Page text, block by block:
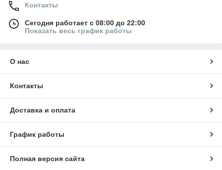
Контакты
Сегодня работает с 08:00 до 22:00
Показать весь график работы
О нас
Контакты
Доставка и оплата
График работы
Полная версия сайта